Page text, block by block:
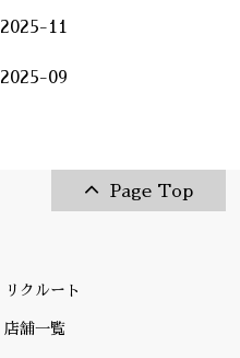
2025-11
2025-09
Page Top
リクルート
店舗一覧